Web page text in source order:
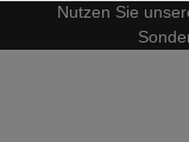
Nutzen Sie